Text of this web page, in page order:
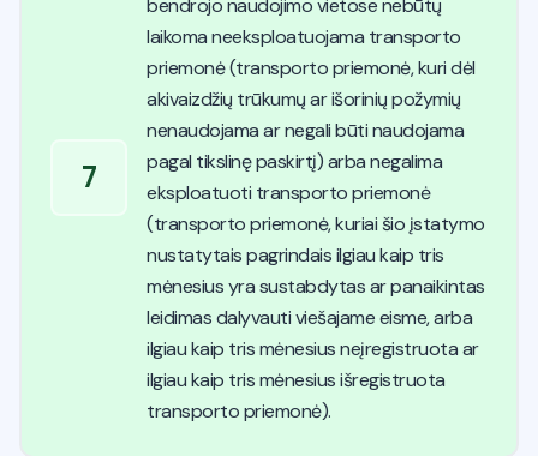
7
bendrojo naudojimo vietose nebūtų
laikoma neeksploatuojama transporto
priemonė (transporto priemonė, kuri dėl
akivaizdžių trūkumų ar išorinių požymių
nenaudojama ar negali būti naudojama
pagal tikslinę paskirtį) arba negalima
eksploatuoti transporto priemonė
(transporto priemonė, kuriai šio įstatymo
nustatytais pagrindais ilgiau kaip tris
mėnesius yra sustabdytas ar panaikintas
leidimas dalyvauti viešajame eisme, arba
ilgiau kaip tris mėnesius neįregistruota ar
ilgiau kaip tris mėnesius išregistruota
transporto priemonė).